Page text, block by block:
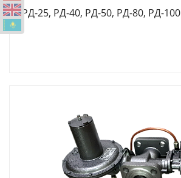
РД-25, РД-40, РД-50, РД-80, РД-100